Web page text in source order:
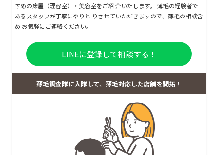
すめの床屋（理容室）・美容室をご紹 介いたします。 薄毛の経験者で
あるスタッフが丁寧にやりと りさせていただきますので、薄毛の相談含
め お気軽にご連絡ください。
LINEに登録して相談する！
薄毛調査隊に入隊して、薄毛対応した店舗を開拓！